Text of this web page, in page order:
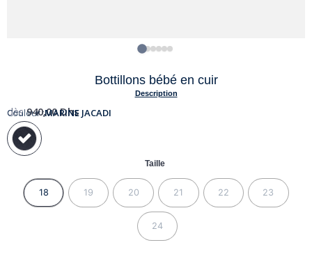
Bottillons bébé en cuir
Description
dès 940,00Dhs
Couleur :MARINE JACADI
Taille
18 19 20 21 22 23
24